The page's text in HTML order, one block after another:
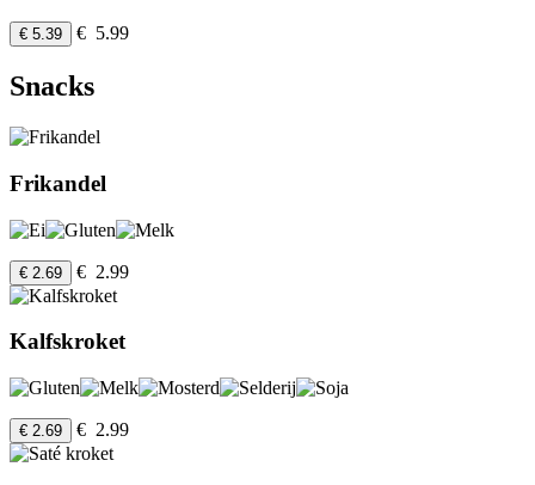
€ 5.39 € 5.99
Snacks
Frikandel
€ 2.69 € 2.99
Kalfskroket
€ 2.69 € 2.99